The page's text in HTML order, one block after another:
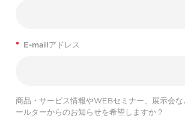
* E-mailアドレス
商品・サービス情報やWEBセミナー、展示会な
ールターからのお知らせを希望しますか？